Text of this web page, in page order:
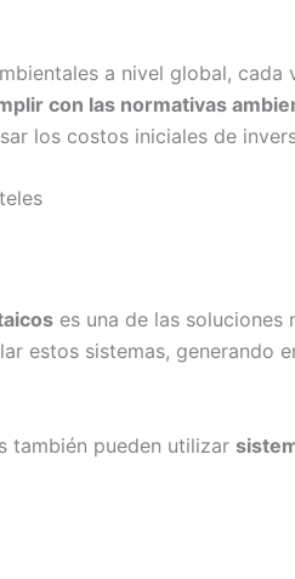
a nivel global,
con las normativas
los costos iniciales de
es una de las
estos sistemas,
también pueden utilizar